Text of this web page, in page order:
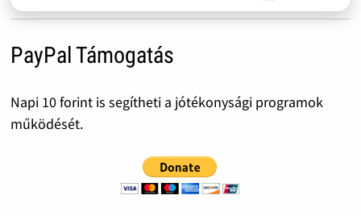
PayPal Támogatás
Napi 10 forint is segítheti a jótékonysági programok
működését.